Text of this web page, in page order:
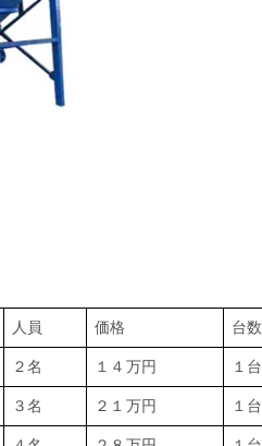
人員 価格 台数
２名 １４万円 １台
３名 ２１万円 １台